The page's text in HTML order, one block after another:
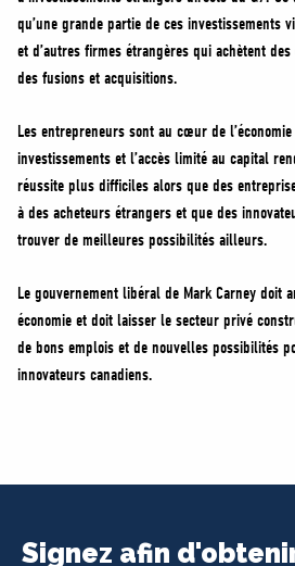
qu’une grande partie de ces investissements
et d’autres firmes étrangères qui achètent
des fusions et acquisitions.
Les entrepreneurs sont au cœur de
investissements et l’accès limité au capital
réussite plus difficiles alors que des
à des acheteurs étrangers et que des
trouver de meilleures possibilités ailleurs.
Le gouvernement libéral de Mark Carney doit
économie et doit laisser le secteur privé
de bons emplois et de nouvelles possibilités
innovateurs canadiens.
Signez afin